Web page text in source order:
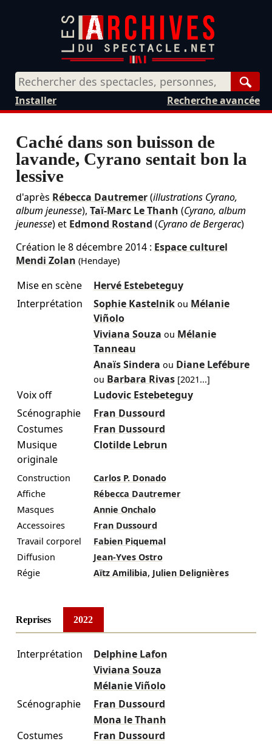
Recherche avancée
Installer
Caché dans son buisson de
lavande, Cyrano sentait bon la
lessive
d'après Rébecca Dautremer(illustrations Cyrano,
album jeunesse), Taï-Marc Le Thanh (Cyrano, album
jeunesse) et Edmond Rostand (Cyrano de Bergerac)
Création le8 décembre 2014: Espace culturel
Mendi Zolan (Hendaye)
Mise en scène
Hervé Estebeteguy
Interprétation
Sophie Kastelnik ou Mélanie
Viñolo
Viviana Souza ou Mélanie
Tanneau
Anaïs Sindera ou Diane Lefébure
ou Barbara Rivas [2021...]
Voix off
Ludovic Estebeteguy
Scénographie
Fran Dussourd
Costumes
Fran Dussourd
Musique
originale
Clotilde Lebrun
Construction
Carlos P. Donado
Affiche
Rébecca Dautremer
Masques
Annie Onchalo
Accessoires
Fran Dussourd
Travail corporel
Fabien Piquemal
Diffusion
Jean-Yves Ostro
Régie
Aïtz Amilibia, Julien Delignières
Reprises 2022
Interprétation
Delphine Lafon
Viviana Souza
Mélanie Viñolo
Scénographie
Fran Dussourd
Mona le Thanh
Costumes
Fran Dussourd